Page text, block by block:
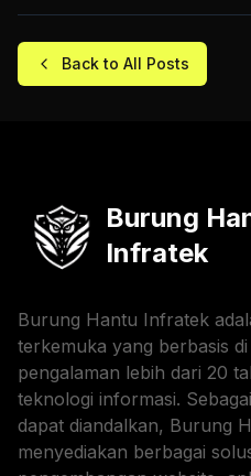
Back to All Posts
Burung
Infratek
Burung Hantu Infratek
terkemuka yang berbasis
pengalaman lebih dari 20
teknologi informasi.
dapat diandalkan, Burung
menyediakan berbagai